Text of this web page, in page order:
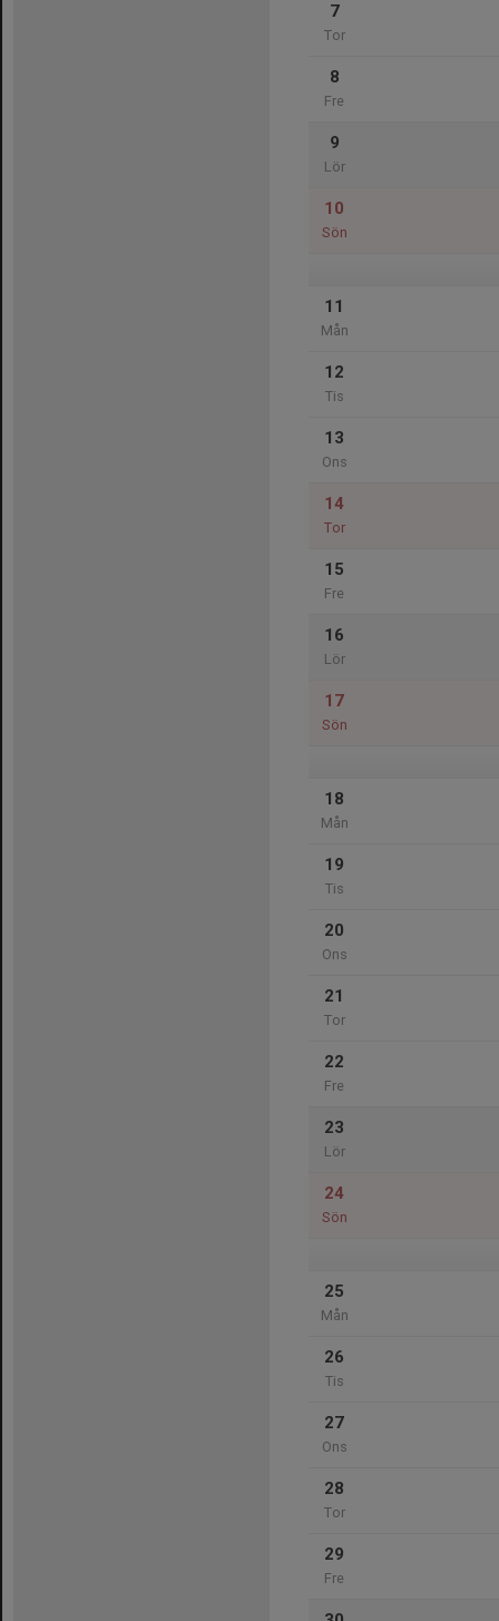
7
Tor
8
Fre
9
Lör
10
Sön
11
Mån
12
Tis
13
Ons
14
Tor
15
Fre
16
Lör
17
Sön
18
Mån
19
Tis
20
Ons
21
Tor
22
Fre
23
Lör
24
Sön
25
Mån
26
Tis
27
Ons
28
Tor
29
Fre